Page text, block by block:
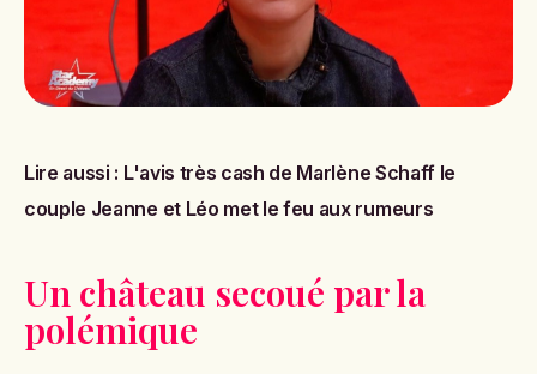
Lire aussi : L'avis très cash de Marlène Schaff le
couple Jeanne et Léo met le feu aux rumeurs
Un château secoué par la
polémique